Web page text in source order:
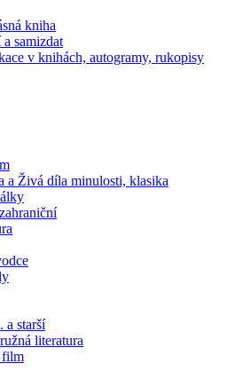
kniha
samizdat
v knihách, autogramy, rukopisy
a Živá díla minulosti, klasika
a starší
literatura
film